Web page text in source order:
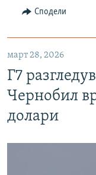
Сподели
март 28, 2026
Г7
Чернобил
долари